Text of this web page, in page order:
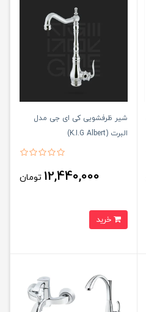
شیر ظرفشویی کی ای جی مدل
البرت (K.I.G Albert)
12,440,000 تومان